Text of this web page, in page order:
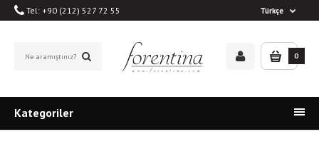
Tel: +90 (212) 527 72 55 Türkçe
0
Kategoriler